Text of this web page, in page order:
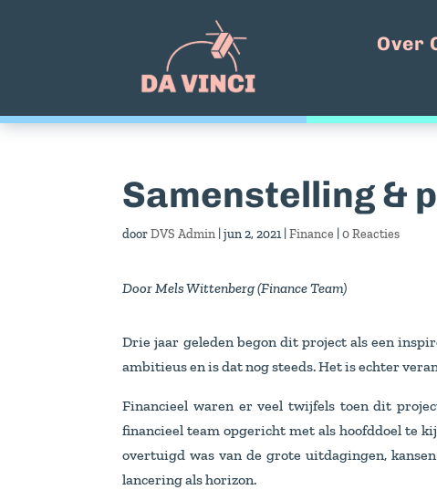
Over
Samenstelling &
doorDVS Admin |jun 2, 2021|Finance |0 Reacties
Door Mels Wittenberg (Finance Team)
Drie jaar geleden begon dit project als een
ambitieus en is dat nog steeds. Het is echter
Financieel waren er veel twijfels toen dit
financieel team opgericht met als hoofddoel te
overtuigd was van de grote uitdagingen,
lancering als horizon.